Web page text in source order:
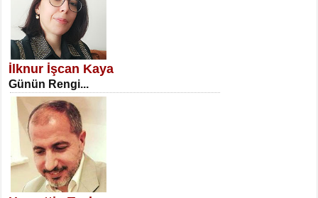
SATILMIŞ ÜMİT ÇETİNKAYA
Erkenlik...
NECLA DİLEK ARSLAN
Öğretmenler Günü Mahkemesi...
İlknur İşcan Kaya
Günün Rengi...